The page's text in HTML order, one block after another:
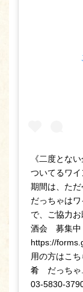
《二度とな
ついてるワ
期間は、ただ
だっちゃは
で、ご協力
酒会 募集中
https://
用の方はこ
肴 だっちゃ.
03-5830-